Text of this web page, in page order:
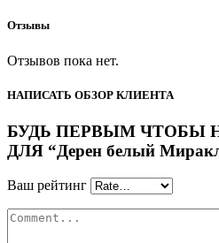
Отзывы
Отзывов пока нет.
НАПИСАТЬ ОБЗОР КЛИЕНТА
БУДЬ ПЕРВЫМ ЧТОБЫ
ДЛЯ “Дерен белый
Ваш рейтинг